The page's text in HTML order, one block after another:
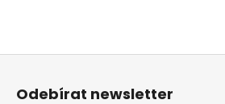
Z
Odebírat newsletter